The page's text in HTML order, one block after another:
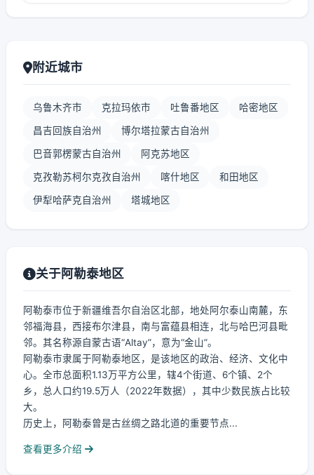
附近城市
乌鲁木齐市 克拉玛依市 吐鲁番地区 哈密地区
昌吉回族自治州 博尔塔拉蒙古自治州
巴音郭楞蒙古自治州 阿克苏地区
克孜勒苏柯尔克孜自治州 喀什地区 和田地区
伊犁哈萨克自治州 塔城地区
关于阿勒泰地区
阿勒泰市位于新疆维吾尔自治区北部，地处阿尔泰山南麓，东
邻福海县，西接布尔津县，南与富蕴县相连，北与哈巴河县毗
邻。其名称源自蒙古语“Altay”，意为“金山”。
阿勒泰市隶属于阿勒泰地区，是该地区的政治、经济、文化中
心。全市总面积1.13万平方公里，辖4个街道、6个镇、2个
乡，总人口约19.5万人（2022年数据），其中少数民族占比较
大。
历史上，阿勒泰曾是古丝绸之路北道的重要节点...
查看更多介绍